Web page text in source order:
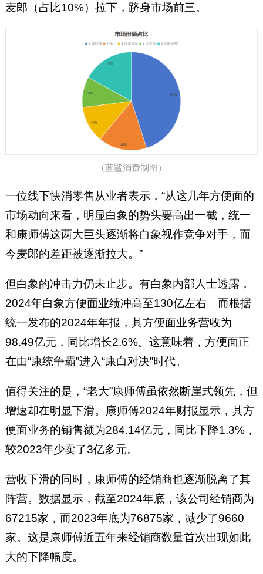
麦郎（占比10%）拉下，跻身市场前三。
（蓝鲨消费制图）
一位线下快消零售从业者表示，“从这几年方便面的
市场动向来看，明显白象的势头要高出一截，统一
和康师傅这两大巨头逐渐将白象视作竞争对手，而
今麦郎的差距被逐渐拉大。”
但白象的冲击力仍未止步。有白象内部人士透露，
2024年白象方便面业绩冲高至130亿左右。而根据
统一发布的2024年年报，其方便面业务营收为
98.49亿元，同比增长2.6%。这意味着，方便面正
在由“康统争霸”进入“康白对决”时代。
值得关注的是，“老大”康师傅虽依然断崖式领先，但
增速却在明显下滑。康师傅2024年财报显示，其方
便面业务的销售额为284.14亿元，同比下降1.3%，
较2023年少卖了3亿多元。
营收下滑的同时，康师傅的经销商也逐渐脱离了其
阵营。数据显示，截至2024年底，该公司经销商为
67215家，而2023年底为76875家，减少了9660
家。这是康师傅近五年来经销商数量首次出现如此
大的下降幅度。